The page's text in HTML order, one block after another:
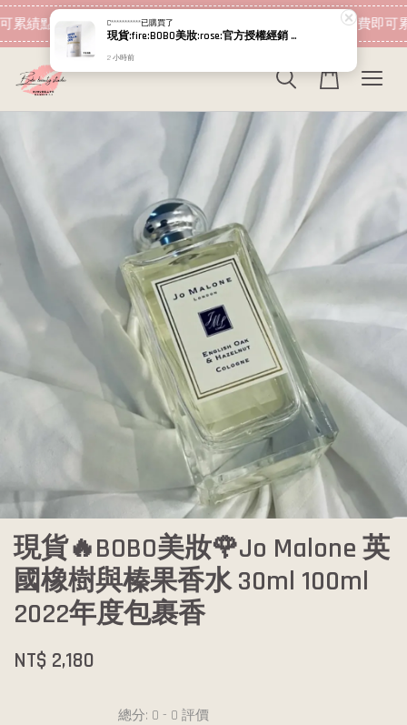
績點數 下筆消費即可折抵 加入會員 消費即可
現貨🔥BOBO美妝🌹Jo Malone 英
國橡樹與榛果香水 30ml 100ml
2022年度包裹香
NT$ 2,180
總分: 0 - 0 評價
C***********已購買了
現貨:fire:BOBO美妝:rose:官方授權經銷 日本NIPPI 日本製100%純膠原蛋白胜肽白金版 1盒3袋(附5g湯匙) 易吸收
2 小時前